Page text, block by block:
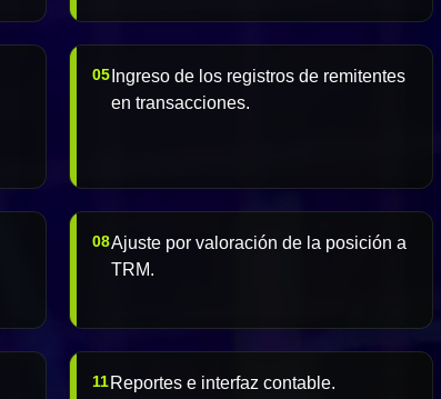
05 Ingreso de los registros de remitentes
en transacciones.
08Ajuste por valoración de la posición a
TRM.
11Reportes e interfaz contable.